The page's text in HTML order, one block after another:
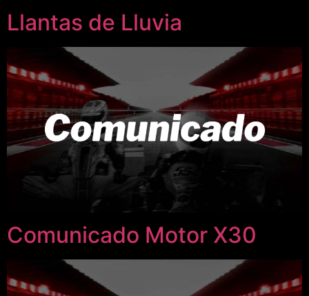
Llantas de Lluvia
Comunicado Motor X30